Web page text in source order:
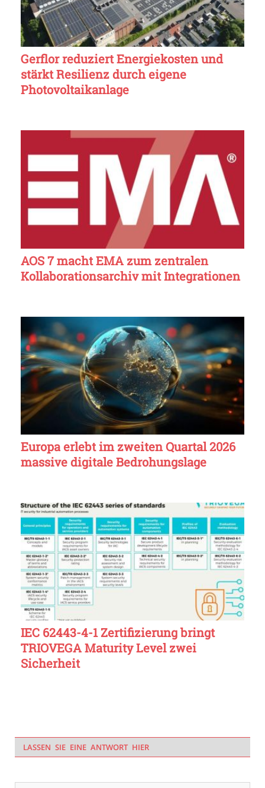
Gerflor reduziert Energiekosten und
stärkt Resilienz durch eigene
Photovoltaikanlage
AOS 7 macht EMA zum zentralen
Kollaborationsarchiv mit Integrationen
Europa erlebt im zweiten Quartal 2026
massive digitale Bedrohungslage
IEC 62443-4-1 Zertifizierung bringt
TRIOVEGA Maturity Level zwei
Sicherheit
LASSEN SIE EINE ANTWORT HIER